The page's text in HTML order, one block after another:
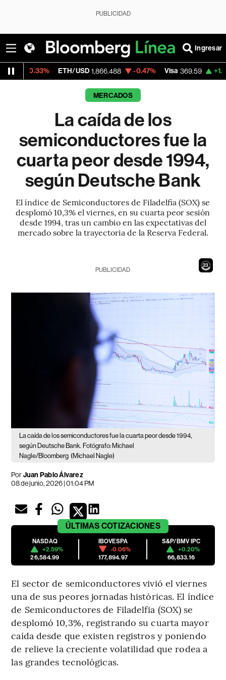
PUBLICIDAD
Ingresar
ETH/USD 1,866.488 -0.47% Visa 369.59 +1.07%
MERCADOS
La caída de los
semiconductores fue la
cuarta peor desde 1994,
según Deutsche Bank
El índice de Semiconductores de Filadelfia (SOX) se
desplomó 10,3% el viernes, en su cuarta peor sesión
desde 1994, tras un cambio en las expectativas del
mercado sobre la trayectoria de la Reserva Federal.
21
PUBLICIDAD
La caída de los semiconductores fue la cuarta peor desde 1994,
según Deutsche Bank. Fotógrafo: Michael
Nagle/Bloomberg (Michael Nagle)
PorJuan Pablo Álvarez
08 de junio, 2026 | 01:04 PM
ÚLTIMAS COTIZACIONES
NASDAQ
+2.59%
26,584.99
IBOVESPA
-0.06%
177,894.97
S&P/BMV IPC
+0.20%
66,833.16
El sector de semiconductores vivió el viernes
una de sus peores jornadas históricas. El índice
de Semiconductores de Filadelfia (SOX) se
desplomó 10,3%, registrando su cuarta mayor
caída desde que existen registros y poniendo
de relieve la creciente volatilidad que rodea a
las grandes tecnológicas.